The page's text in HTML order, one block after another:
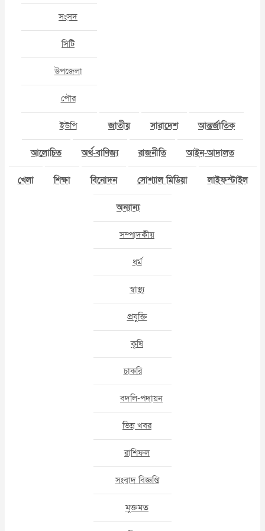
সংসদ
সিটি
উপজেলা
পৌর
ইউপি জাতীয় সারাদেশ আন্তর্জাতিক
আলোচিত অর্থ-বাণিজ্য রাজনীতি আইন-আদালত
খেলা শিক্ষা বিনোদন সোশ্যাল মিডিয়া লাইফস্টাইল
অন্যান্য
সম্পাদকীয়
ধর্ম
স্বাস্থ্য
প্রযুক্তি
কৃষি
চাকরি
বদলি-পদায়ন
ভিন্ন খবর
রাশিফল
সংবাদ বিজ্ঞপ্তি
মুক্তমত